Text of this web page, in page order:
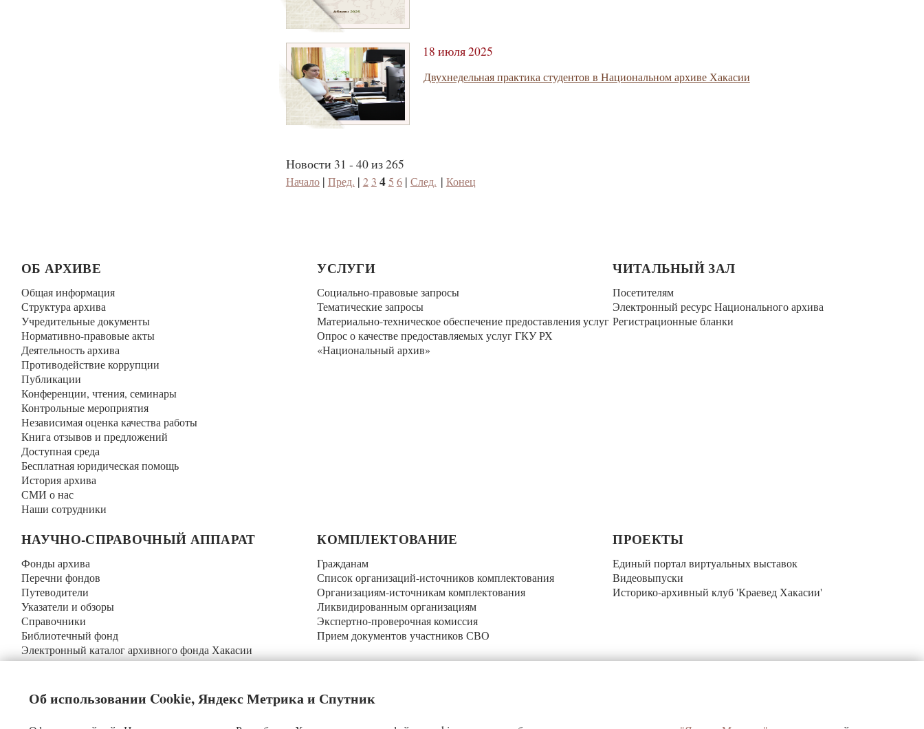
18 июля 2025
Двухнедельная практика студентов в Национальном архиве Хакасии
Новости 31 - 40 из 265
Начало| Пред. | 2 3 4 5 6| След. | Конец
ОБ АРХИВЕ
Общая информация
Структура архива
Учредительные документы
Нормативно-правовые акты
Деятельность архива
Противодействие коррупции
Публикации
Конференции, чтения, семинары
Контрольные мероприятия
Независимая оценка качества работы
Книга отзывов и предложений
Доступная среда
Бесплатная юридическая помощь
История архива
СМИ о нас
Наши сотрудники
УСЛУГИ
Социально-правовые запросы
Тематические запросы
Материально-техническое обеспечение предоставления услуг
Опрос о качестве предоставляемых услуг ГКУ РХ
«Национальный архив»
ЧИТАЛЬНЫЙ ЗАЛ
Посетителям
Электронный ресурс Национального архива
Регистрационные бланки
НАУЧНО-СПРАВОЧНЫЙ АППАРАТ
Фонды архива
Перечни фондов
Путеводители
Указатели и обзоры
Справочники
Библиотечный фонд
Электронный каталог архивного фонда Хакасии
Календари знаменательных дат
КОМПЛЕКТОВАНИЕ
Гражданам
Список организаций-источников комплектования
Организациям-источникам комплектования
Ликвидированным организациям
Экспертно-проверочная комиссия
Прием документов участников СВО
ПРОЕКТЫ
Единый портал виртуальных выставок
Видеовыпуски
Историко-архивный клуб 'Краевед Хакасии'
КОНТАКТЫ
Об использовании Cookie, Яндекс Метрика и Спутник